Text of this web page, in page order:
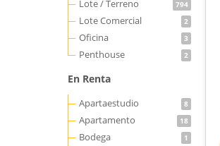
Lote / Terreno 794
Lote Comercial 2
Oficina 3
Penthouse 2
En Renta
Apartaestudio 8
Apartamento 18
Bodega 1